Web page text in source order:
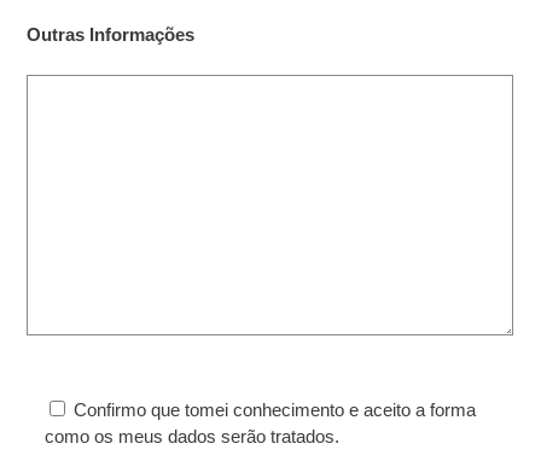
Outras Informações
Confirmo que tomei conhecimento e aceito a forma
como os meus dados serão tratados.